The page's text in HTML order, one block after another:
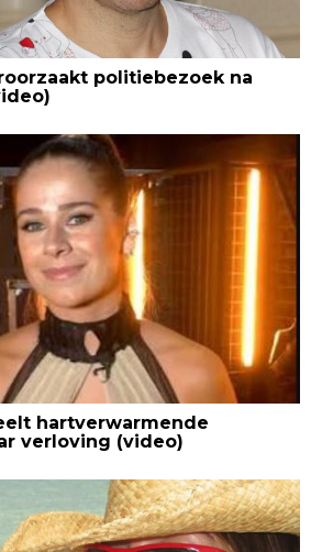
politiebezoek na
hartverwarmende
verloving (video)